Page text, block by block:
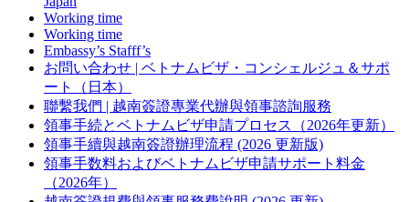
Working time
Working time
Embassy’s Stafff’s
お問い合わせ | ベトナムビザ・コンシェルジュ＆サポ
ート（日本）
聯繫我們 | 越南簽證專業代辦與領事諮詢服務
領事手続とベトナムビザ申請プロセス（2026年更新）
領事手續與越南簽證辦理流程 (2026 更新版)
領事手数料およびベトナムビザ申請サポート料金
（2026年）